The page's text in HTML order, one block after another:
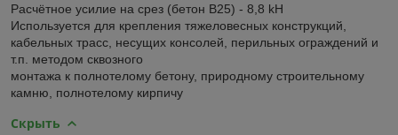
Расчётное усилие на срез (бетон В25) - 8,8 kH
Используется для крепления тяжеловесных конструкций,
кабельных трасс, несущих консолей, перильных ограждений и
т.п. методом сквозного
монтажа к полнотелому бетону, природному строительному
камню, полнотелому кирпичу
Скрыть